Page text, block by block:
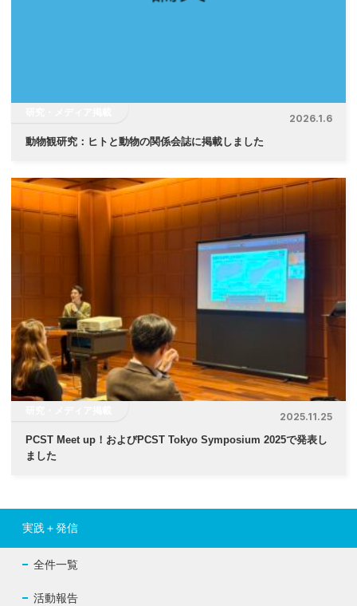
2026.1.6
動物観研究：ヒトと動物の関係会誌に掲載しました
2025.11.25
PCST Meet up！およびPCST Tokyo Symposium 2025で発表し
ました
実践＋発信
全件一覧
活動報告